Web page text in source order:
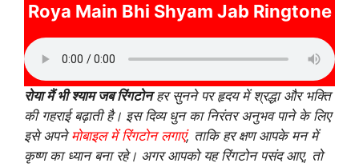
Roya Main Bhi Shyam Jab Ringtone
रोया मैं भी श्याम जब रिंगटोनहर सुनने पर हृदय में श्रद्धा और भक्ति
की गहराई बढ़ाती है। इस दिव्य धुन का निरंतर अनुभव पाने के लिए
इसे अपनेमोबाइल में रिंगटोन लगाएं, ताकि हर क्षण आपके मन में
कृष्ण का ध्यान बना रहे। अगर आपको यह रिंगटोन पसंद आए, तो